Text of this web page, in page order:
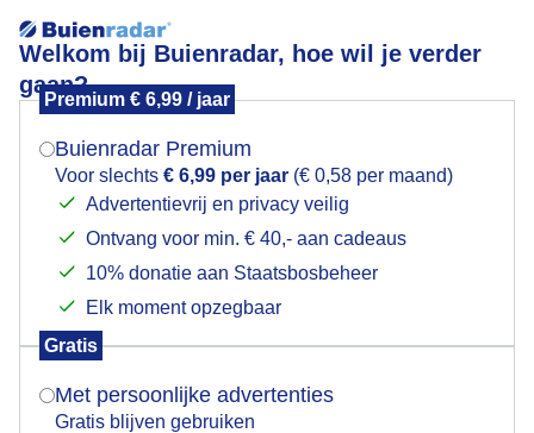
Welkom bij Buienradar, hoe wil je verder
gaan?
Premium € 6,99 / jaar
Buienradar Premium
Voor slechts € 6,99 per jaar (€ 0,58 per maand)
Advertentievrij en privacy veilig
Ontvang voor min. € 40,- aan cadeaus
10% donatie aan Staatsbosbeheer
Elk moment opzegbaar
Gratis
Met persoonlijke advertenties
Gratis blijven gebruiken
Goedemorgen er wordt al vroeg geoogst
Mogen we je locatie gebruiken voor het
Indien je hier nog geen akkoord op hebt gegeven,
verschijnt er zo een pop-up uit je browser waarin
Is goed, toon de popup